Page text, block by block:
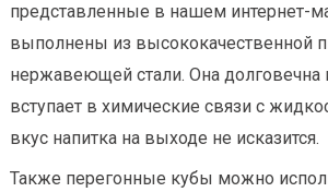
представленные в нашем интернет-
выполнены из высококачественной
нержавеющей стали. Она долговечна
вступает в химические связи с
вкус напитка на выходе не исказится.
Также перегонные кубы можно